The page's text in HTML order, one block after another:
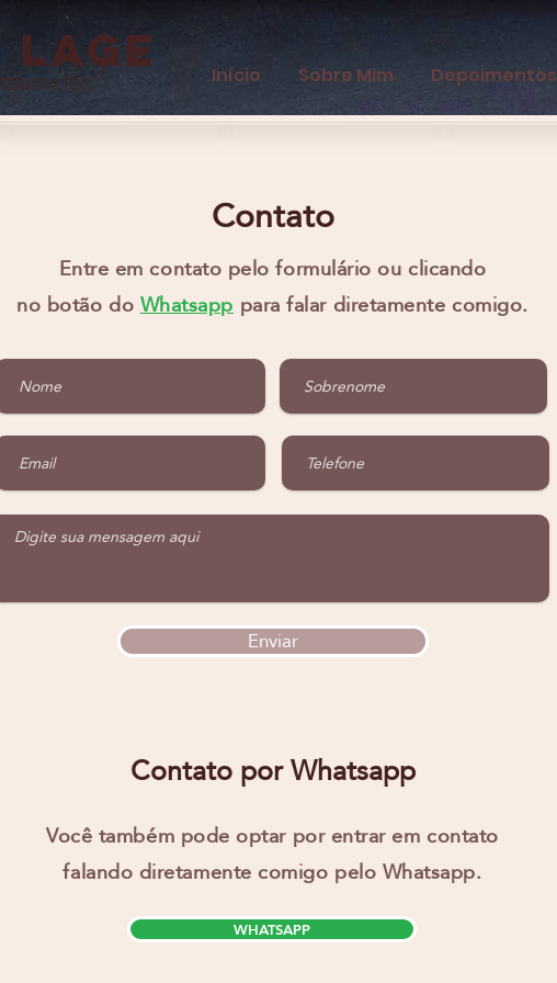
TCC Início Sobre Mim Depoimentos
Contato
Entre em contato pelo formulário ou clicando
no botão doWhatsapp para falar diretamente comigo.
Enviar
Contato por Whatsapp
Você também pode optar por entrar em contato
falando diretamente comigo pelo Whatsapp.
WHATSAPP